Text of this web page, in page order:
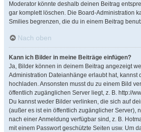
Moderator könnte deshalb deinen Beitrag
gar komplett löschen. Die Board-Administration
Smilies begrenzen, die du in einem Beitrag
Nach oben
Kann ich Bilder in meine Beiträge einfügen?
Ja, Bilder können in deinem Beitrag angezeigt
Administration Dateianhänge erlaubt hat, kannst
hochladen. Ansonsten musst du zu einem Bild
öffentlich zugänglichen Server liegt, z. B. http://
Du kannst weder Bilder verlinken, die sich auf
(außer es ist ein öffentlich zugänglicher Server),
nach einer Anmeldung verfügbar sind, z. B.
mit einem Passwort geschützte Seiten usw. Um